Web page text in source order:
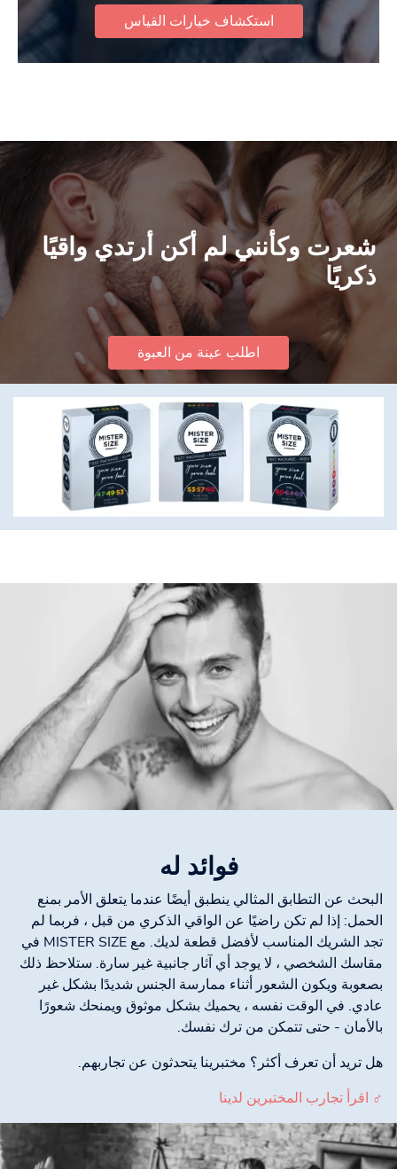
استكشاف خيارات القياس
شعرت وكأنني لم أكن أرتدي واقيًا
ذكريًا
اطلب عينة من العبوة
فوائد له
البحث عن التطابق المثالي ينطبق أيضًا عندما يتعلق الأمر بمنع
الحمل: إذا لم تكن راضيًا عن الواقي الذكري من قبل ، فربما لم
تجد الشريك المناسب لأفضل قطعة لديك. مع MISTER SIZE في
مقاسك الشخصي ، لا يوجد أي آثار جانبية غير سارة. ستلاحظ ذلك
بصعوبة ويكون الشعور أثناء ممارسة الجنس شديدًا بشكل غير
عادي. في الوقت نفسه ، يحميك بشكل موثوق ويمنحك شعورًا
بالأمان - حتى تتمكن من ترك نفسك.
هل تريد أن تعرف أكثر؟ مختبرينا يتحدثون عن تجاربهم.
♂ اقرأ تجارب المختبرين لدينا